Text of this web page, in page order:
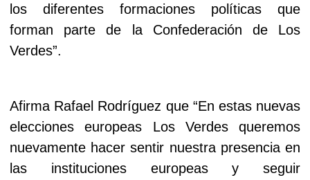
los diferentes formaciones políticas que
forman parte de la Confederación de Los
Verdes”.
Afirma Rafael Rodríguez que “En estas nuevas
elecciones europeas Los Verdes queremos
nuevamente hacer sentir nuestra presencia en
las instituciones europeas y seguir